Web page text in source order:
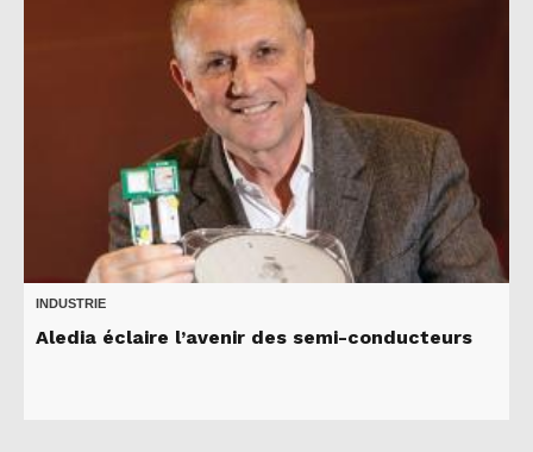
INDUSTRIE
Aledia éclaire l’avenir des semi-conducteurs